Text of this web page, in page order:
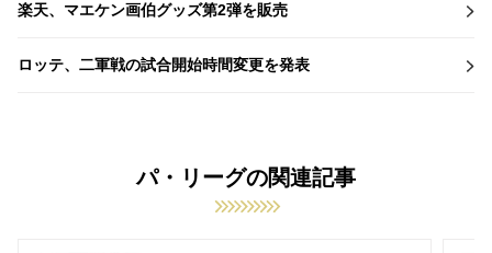
楽天、マエケン画伯グッズ第2弾を販売
ロッテ、二軍戦の試合開始時間変更を発表
パ・リーグの関連記事